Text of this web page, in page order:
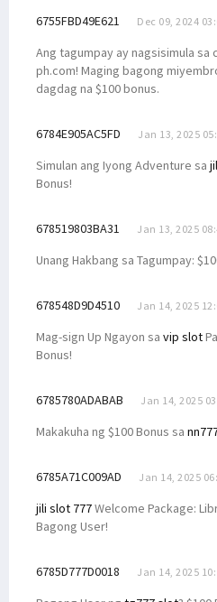
6755FBD49E621 Dec 09, 2024
Ang tagumpay ay nagsisimula
ph.com! Maging bagong
dagdag na $100 bonus.
6784E905AC5FD Jan 13, 2025
Simulan ang Iyong Adventure sa
Bonus!
678519803BA31 Jan 13, 2025
Unang Hakbang sa Tagumpay:
678548D9D4510 Jan 14, 2025
Mag-sign Up Ngayon sa vip slot
Bonus!
6785780ADABAB Jan 14, 2025
Makakuha ng $100 Bonus sa
6785A71C009AD Jan 14, 2025
jili slot 777Welcome Package:
Bagong User!
6785D777D0018 Jan 14, 2025